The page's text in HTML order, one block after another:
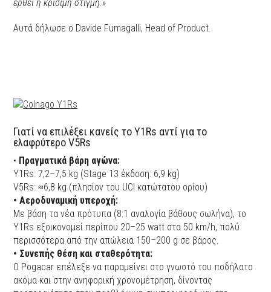
έρθει η κρίσιμη στιγμή.»
Aυτά δήλωσε ο Davide Fumagalli, Head of Product.
Γιατί να επιλέξει κανείς το Y1Rs αντί για το
ελαφρύτερο V5Rs
• Πραγματικά βάρη αγώνα:
Y1Rs: 7,2–7,5 kg (Stage 13 έκδοση: 6,9 kg)
V5Rs: ≈6,8 kg (πλησίον του UCI κατώτατου ορίου)
• Αεροδυναμική υπεροχή:
Με βάση τα νέα πρότυπα (8:1 αναλογία βάθους σωλήνα), το
Y1Rs εξοικονομεί περίπου 20–25 watt στα 50 km/h, πολύ
περισσότερα από την απώλεια 150–200 g σε βάρος.
• Συνεπής θέση και σταθερότητα:
Ο Pogacar επέλεξε να παραμείνει στο γνωστό του ποδήλατο
ακόμα και στην ανηφορική χρονομέτρηση, δίνοντας